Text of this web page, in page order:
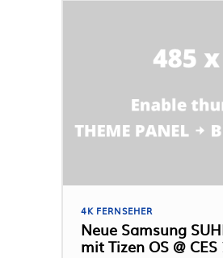
4K FERNSEHER
Neue Samsung
mit Tizen OS @